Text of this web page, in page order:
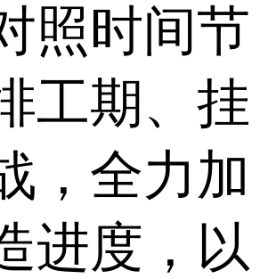
照时间节
工期、挂
，全力加
进度，以